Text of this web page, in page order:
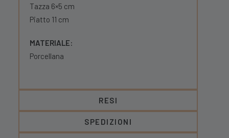
Tazza 6×5 cm
Piatto 11 cm
MATERIALE:
Porcellana
RESI
SPEDIZIONI